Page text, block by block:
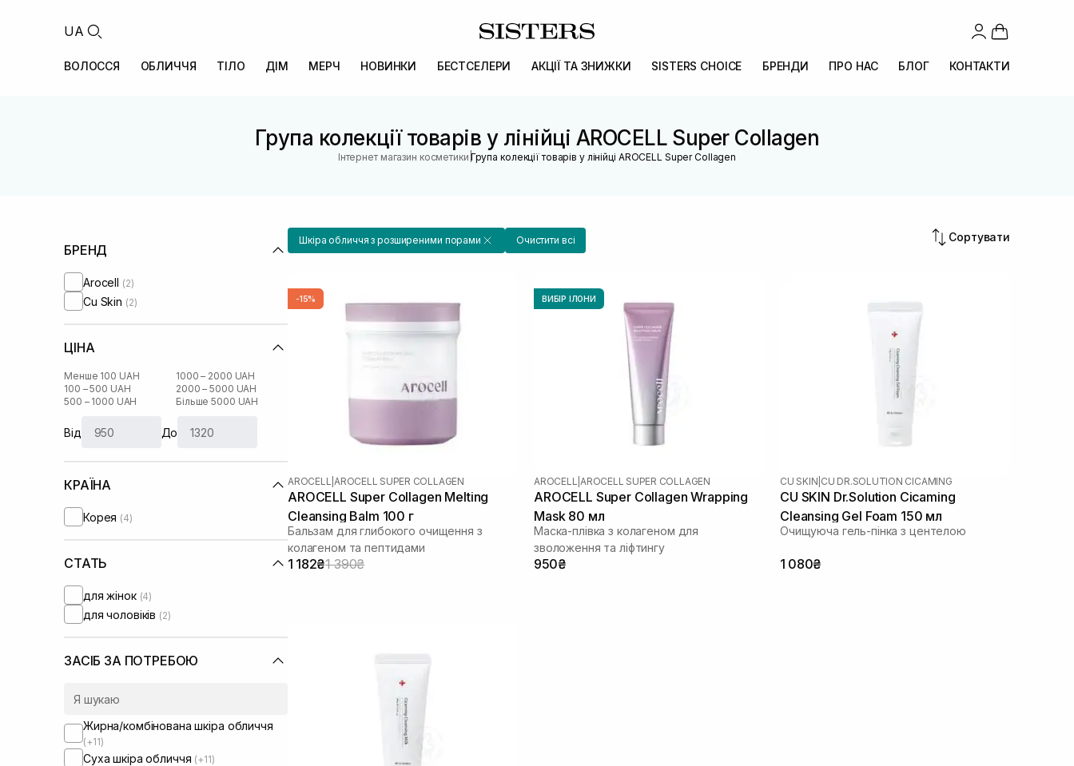
UA
ВОЛОССЯ ОБЛИЧЧЯ ТІЛО ДІМ МЕРЧ НОВИНКИ БЕСТСЕЛЕРИ АКЦІЇ ТА ЗНИЖКИ SISTERS CHOICE БРЕНДИ ПРО НАС БЛОГ КОНТАКТИ
Група колекції товарів у лінійці AROCELL Super Collagen
Інтернет магазин косметики |Група колекції товарів у лінійці AROCELL Super Collagen
БРЕНД
Arocell (2)
Cu Skin (2)
ЦІНА
Менше 100 UAH
100 – 500 UAH
500 – 1000 UAH
1000 – 2000 UAH
2000 – 5000 UAH
Більше 5000 UAH
Від До
КРАЇНА
Корея (4)
СТАТЬ
для жінок (4)
для чоловіків (2)
ЗАСІБ ЗА ПОТРЕБОЮ
Жирна/комбінована шкіра обличчя
(+11)
Суха шкіра обличчя (+11)
Шкіра обличчя з розширеними порами Очистити всі Сортувати
-15%
AROCELL AROCELL SUPER COLLAGEN
AROCELL Super Collagen Melting
Cleansing Balm 100 г
Бальзам для глибокого очищення з
колагеном та пептидами
1 182₴1 390₴
ВИБІР ІЛОНИ
AROCELL AROCELL SUPER COLLAGEN
AROCELL Super Collagen Wrapping
Mask 80 мл
Маска-плівка з колагеном для
зволоження та ліфтингу
950₴
CU SKIN CU DR.SOLUTION CICAMING
CU SKIN Dr.Solution Cicaming
Cleansing Gel Foam 150 мл
Очищуюча гель-пінка з центелою
1 080₴